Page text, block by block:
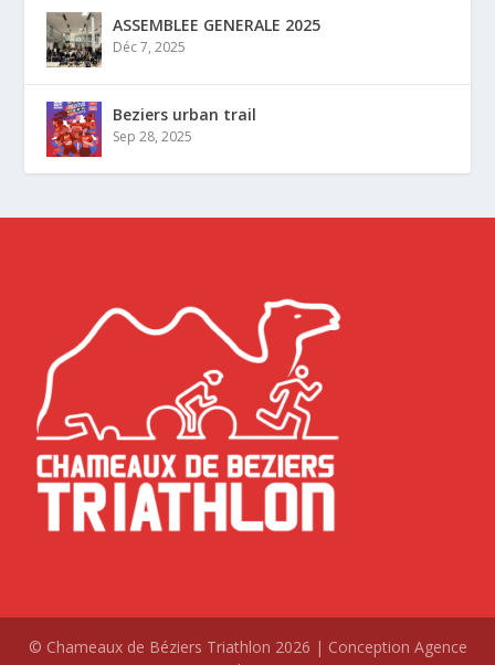
ASSEMBLEE GENERALE 2025
Déc 7, 2025
Beziers urban trail
Sep 28, 2025
© Chameaux de Béziers Triathlon 2026 | Conception Agence